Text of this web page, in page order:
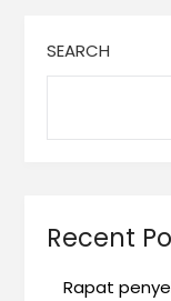
SEARCH
Recent
Rapat